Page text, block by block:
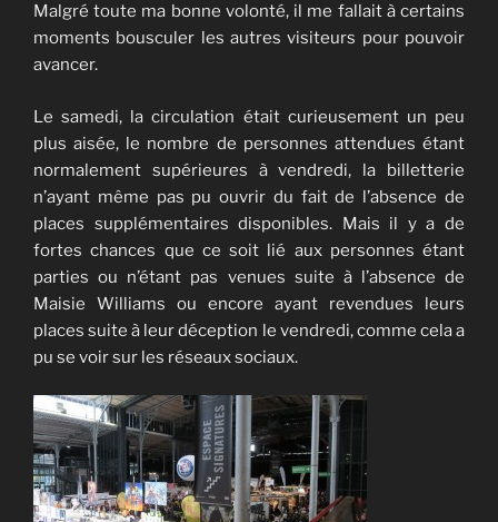
Malgré toute ma bonne volonté, il me fallait à certains
moments bousculer les autres visiteurs pour pouvoir
avancer.
Le samedi, la circulation était curieusement un peu
plus aisée, le nombre de personnes attendues étant
normalement supérieures à vendredi, la billetterie
n’ayant même pas pu ouvrir du fait de l’absence de
places supplémentaires disponibles. Mais il y a de
fortes chances que ce soit lié aux personnes étant
parties ou n’étant pas venues suite à l’absence de
Maisie Williams ou encore ayant revendues leurs
places suite à leur déception le vendredi, comme cela a
pu se voir sur les réseaux sociaux.